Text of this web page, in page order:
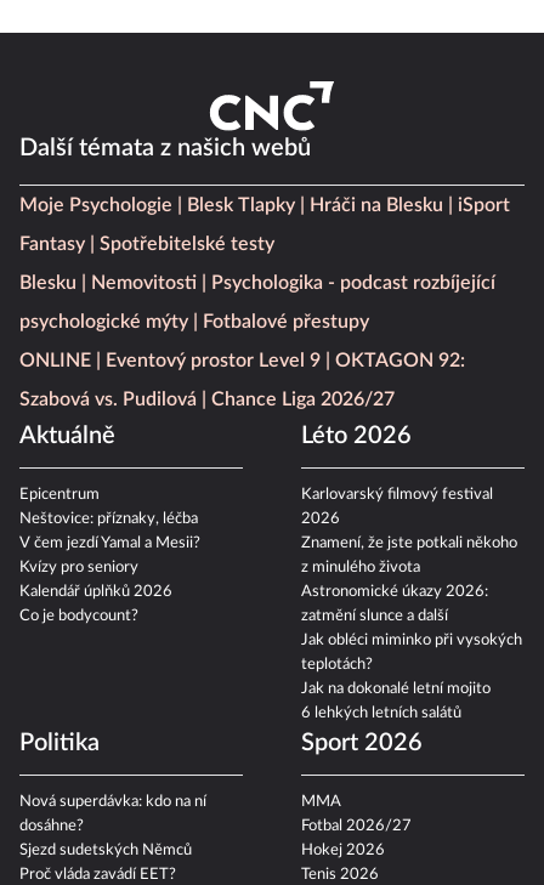
Další témata z našich webů
Moje Psychologie Blesk Tlapky Hráči na Blesku
iSport
Fantasy
Spotřebitelské testy
Blesku
Nemovitosti
Psychologika - podcast rozbíjející
psychologické mýty
Fotbalové přestupy
ONLINE
Eventový prostor Level 9
OKTAGON 92:
Szabová vs. Pudilová
Chance Liga 2026/27
Aktuálně
Epicentrum
Neštovice: příznaky, léčba
V čem jezdí Yamal a Mesii?
Kvízy pro seniory
Kalendář úplňků 2026
Co je bodycount?
Léto 2026
Karlovarský filmový festival
2026
Znamení, že jste potkali někoho
z minulého života
Astronomické úkazy 2026:
zatmění slunce a další
Jak obléci miminko při vysokých
teplotách?
Jak na dokonalé letní mojito
6 lehkých letních salátů
Politika
Nová superdávka: kdo na ní
dosáhne?
Sjezd sudetských Němců
Proč vláda zavádí EET?
Sport 2026
MMA
Fotbal 2026/27
Hokej 2026
Tenis 2026